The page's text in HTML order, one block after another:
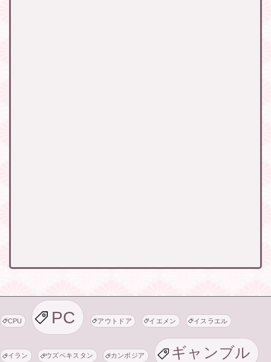
CPU PC アウトドア イエメン イスラエル
イラン ウズベキスタン カンボジア ギャンブル